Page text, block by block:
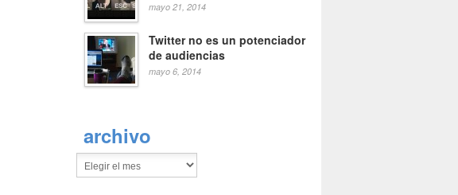
mayo 21, 2014
Twitter no es un potenciador
de audiencias
mayo 6, 2014
archivo